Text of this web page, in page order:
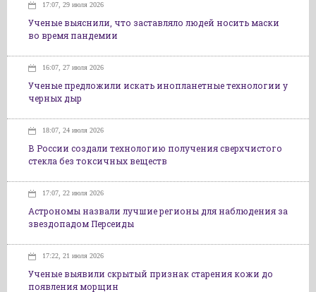
17:07, 29 июля 2026
Ученые выяснили, что заставляло людей носить маски
во время пандемии
16:07, 27 июля 2026
Ученые предложили искать инопланетные технологии у
черных дыр
18:07, 24 июля 2026
В России создали технологию получения сверхчистого
стекла без токсичных веществ
17:07, 22 июля 2026
Астрономы назвали лучшие регионы для наблюдения за
звездопадом Персеиды
17:22, 21 июля 2026
Ученые выявили скрытый признак старения кожи до
появления морщин